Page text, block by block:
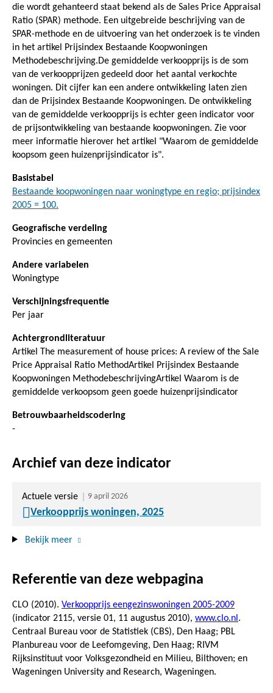
die wordt gehanteerd staat bekend als de Sales Price Appraisal
Ratio (SPAR) methode. Een uitgebreide beschrijving van de
SPAR-methode en de uitvoering van het onderzoek is te vinden
in het artikel Prijsindex Bestaande Koopwoningen
Methodebeschrijving.De gemiddelde verkoopprijs is de som
van de verkoopprijzen gedeeld door het aantal verkochte
woningen. Dit cijfer kan een andere ontwikkeling laten zien
dan de Prijsindex Bestaande Koopwoningen. De ontwikkeling
van de gemiddelde verkoopprijs is echter geen indicator voor
de prijsontwikkeling van bestaande koopwoningen. Zie voor
meer informatie hierover het artikel "Waarom de gemiddelde
koopsom geen huizenprijsindicator is".
Basistabel
Bestaande koopwoningen naar woningtype en regio; prijsindex
2005 = 100.
Geografische verdeling
Provincies en gemeenten
Andere variabelen
Woningtype
Verschijningsfrequentie
Per jaar
Achtergrondliteratuur
Artikel The measurement of house prices: A review of the Sale
Price Appraisal Ratio MethodArtikel Prijsindex Bestaande
Koopwoningen MethodebeschrijvingArtikel Waarom is de
gemiddelde verkoopsom geen goede huizenprijsindicator
Betrouwbaarheidscodering
-
Archief van deze indicator
Actuele versie 9 april 2026
Verkoopprijs woningen, 2025
Bekijk meer
Referentie van deze webpagina
CLO (2010). Verkoopprijs eengezinswoningen 2005-2009
(indicator 2115, versie 01, 11 augustus 2010), www.clo.nl .
Centraal Bureau voor de Statistiek (CBS), Den Haag; PBL
Planbureau voor de Leefomgeving, Den Haag; RIVM
Rijksinstituut voor Volksgezondheid en Milieu, Bilthoven; en
Wageningen University and Research, Wageningen.